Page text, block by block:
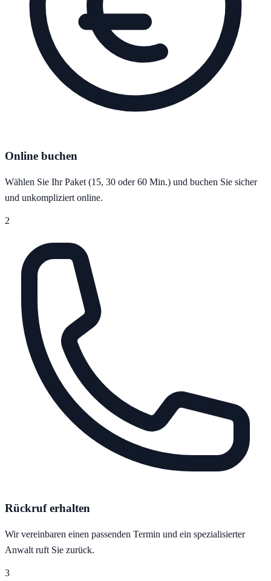
Online buchen
Wählen Sie Ihr Paket (15, 30 oder 60 Min.) und buchen Sie sicher
und unkompliziert online.
2
Rückruf erhalten
Wir vereinbaren einen passenden Termin und ein spezialisierter
Anwalt ruft Sie zurück.
3